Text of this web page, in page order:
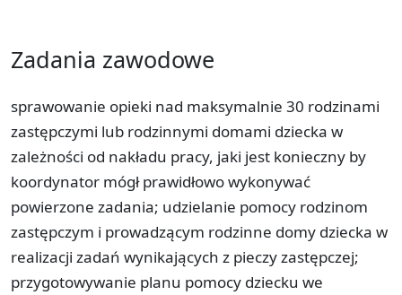
Zadania zawodowe
sprawowanie opieki nad maksymalnie 30 rodzinami
zastępczymi lub rodzinnymi domami dziecka w
zależności od nakładu pracy, jaki jest konieczny by
koordynator mógł prawidłowo wykonywać
powierzone zadania; udzielanie pomocy rodzinom
zastępczym i prowadzącym rodzinne domy dziecka w
realizacji zadań wynikających z pieczy zastępczej;
przygotowywanie planu pomocy dziecku we